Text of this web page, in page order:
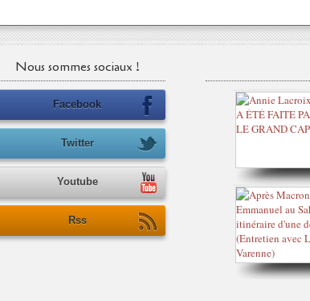
Nous sommes sociaux !
Facebook
Twitter
Youtube
Rss